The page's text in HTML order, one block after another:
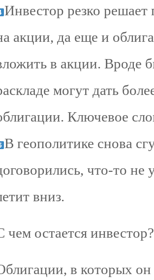
Инвестор резко
акции, да еще и
в акции. Вроде
могут дать
Ключевое
В геополитике снова
что-то не
вниз.
чем остается инвестор?
в которых